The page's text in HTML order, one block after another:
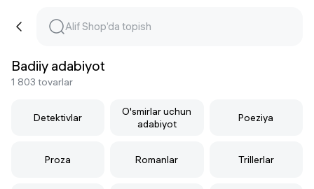
Badiiy adabiyot
1 803 tovarlar
Detektivlar
O'smirlar uchun
adabiyot
Poeziya
Proza Romanlar Trillerlar